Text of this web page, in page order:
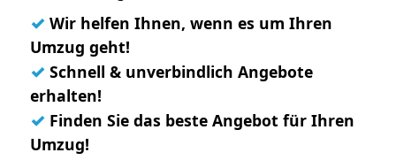
✓ Wir helfen Ihnen, wenn es um Ihren
Umzug geht!
✓ Schnell & unverbindlich Angebote
erhalten!
✓ Finden Sie das beste Angebot für Ihren
Umzug!